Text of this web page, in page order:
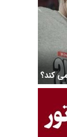
کند؟